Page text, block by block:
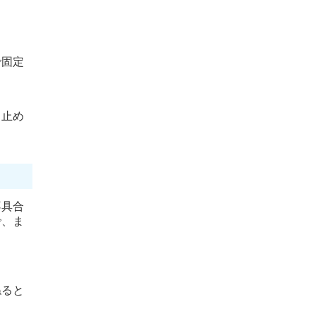
定
め
合
ま
と